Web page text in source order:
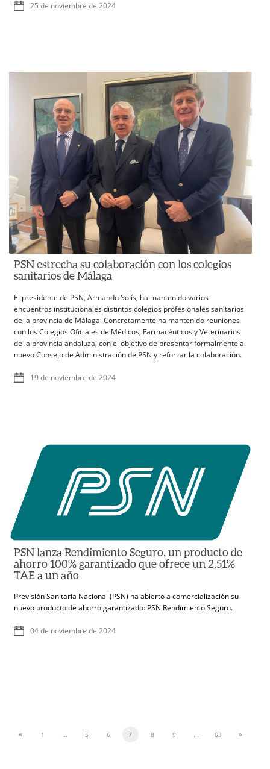
25 de noviembre de 2024
PSN estrecha su colaboración con los colegios
sanitarios de Málaga
El presidente de PSN, Armando Solís, ha mantenido varios
encuentros institucionales distintos colegios profesionales sanitarios
de la provincia de Málaga. Concretamente ha mantenido reuniones
con los Colegios Oficiales de Médicos, Farmacéuticos y Veterinarios
de la provincia andaluza, con el objetivo de presentar formalmente al
nuevo Consejo de Administración de PSN y reforzar la colaboración.
19 de noviembre de 2024
PSN lanza Rendimiento Seguro, un producto de
ahorro 100% garantizado que ofrece un 2,51%
TAE a un año
Previsión Sanitaria Nacional (PSN) ha abierto a comercialización su
nuevo producto de ahorro garantizado: PSN Rendimiento Seguro.
04 de noviembre de 2024
«
Previous
1 ... 5 6 7 8 9 ... 63 »
Next